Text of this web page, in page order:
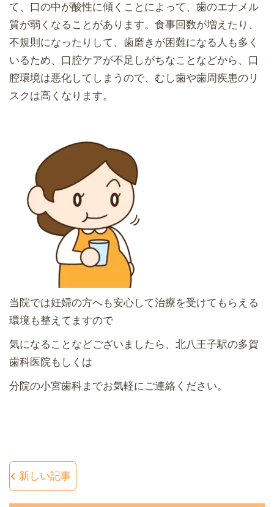
て、口の中が酸性に傾くことによって、歯のエナメル
質が弱くなることがあります。食事回数が増えたり、
不規則になったりして、歯磨きが困難になる人も多く
いるため、口腔ケアが不足しがちなことなどから、口
腔環境は悪化してしまうので、むし歯や歯周疾患のリ
スクは高くなります。
当院では妊婦の方へも安心して治療を受けてもらえる
環境も整えてますので
気になることなどございましたら、北八王子駅の多賀
歯科医院もしくは
分院の小宮歯科までお気軽にご連絡ください。
新しい記事